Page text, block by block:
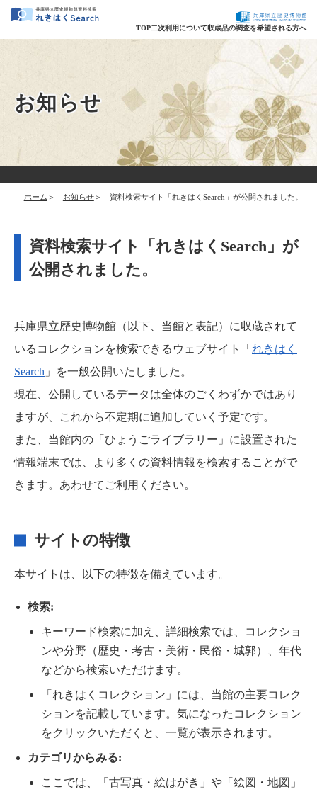
TOP二次利用について収蔵品の調査を希望される方へ
お知らせ
ホーム お知らせ 資料検索サイト「れきはくSearch」が公開されました。
資料検索サイト「れきはくSearch」が
公開されました。
兵庫県立歴史博物館（以下、当館と表記）に収蔵されて
いるコレクションを検索できるウェブサイト「 れきはく
Search 」を一般公開いたしました。
現在、公開しているデータは全体のごくわずかではあり
ますが、これから不定期に追加していく予定です。
また、当館内の「ひょうごライブラリー」に設置された
情報端末では、より多くの資料情報を検索することがで
きます。あわせてご利用ください。
サイトの特徴
本サイトは、以下の特徴を備えています。
検索:
キーワード検索に加え、詳細検索では、コレクショ
ンや分野（歴史・考古・美術・民俗・城郭）、年代
などから検索いただけます。
「れきはくコレクション」には、当館の主要コレク
ションを記載しています。気になったコレクション
をクリックいただくと、一覧が表示されます。
カテゴリからみる:
ここでは、「古写真・絵はがき」や「絵図・地図」